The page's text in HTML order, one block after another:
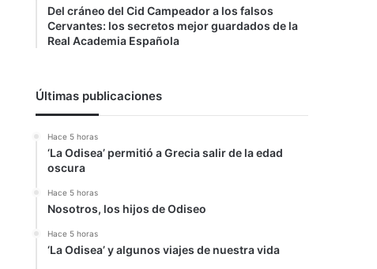
Del cráneo del Cid Campeador a los falsos
Cervantes: los secretos mejor guardados de la
Real Academia Española
Últimas publicaciones
Hace 5 horas
‘La Odisea’ permitió a Grecia salir de la edad
oscura
Hace 5 horas
Nosotros, los hijos de Odiseo
Hace 5 horas
‘La Odisea’ y algunos viajes de nuestra vida